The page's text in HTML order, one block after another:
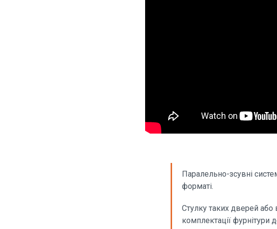
Паралельно-зсувні
форматі.
Стулку таких дверей або
комплектації